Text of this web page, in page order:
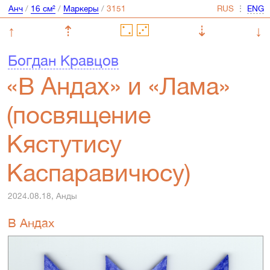
Анч/ 16 см²/ Маркеры / ⋮
↑ ⇡ ⇣
↓
Богдан Кравцов
«В Андах» и «Лама»
(посвящение
Кястутису
Каспаравичюсу)
2024.08.18, Анды
В Андах